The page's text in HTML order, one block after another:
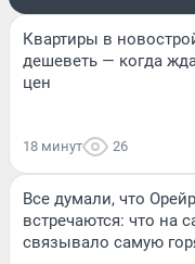
Квартиры в
дешеветь — когда
цен
18 минут 26
Все думали, что
встречаются: что на
связывало самую